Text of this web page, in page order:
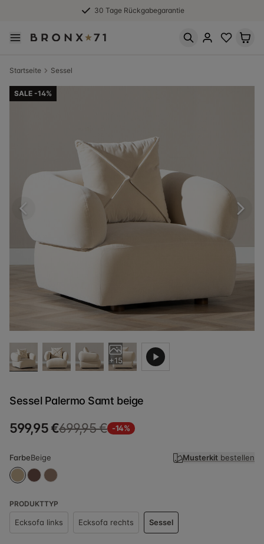
30 Tage Rückgabegarantie
Startseite Sessel
SALE -14%
+15
Sessel Palermo Samt beige
599,95 €699,95 € -14%
FarbeBeige Musterkit bestellen
PRODUKTTYP
Ecksofa links Ecksofa rechts Sessel